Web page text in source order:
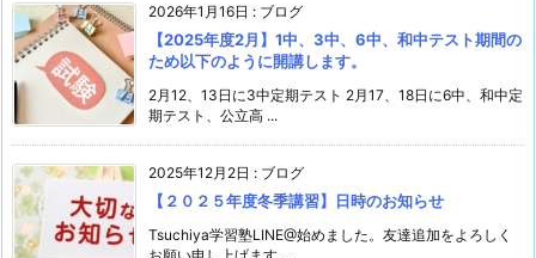
2026年1月16日 : ブログ
【2025年度2月】1中、3中、6中、和中テスト期間の
ため以下のように開講します。
2月12、13日に3中定期テスト 2月17、18日に6中、和中定
期テスト、公立高 ...
2025年12月2日 : ブログ
【２０２５年度冬季講習】日時のお知らせ
Tsuchiya学習塾LINE@始めました。友達追加をよろしく